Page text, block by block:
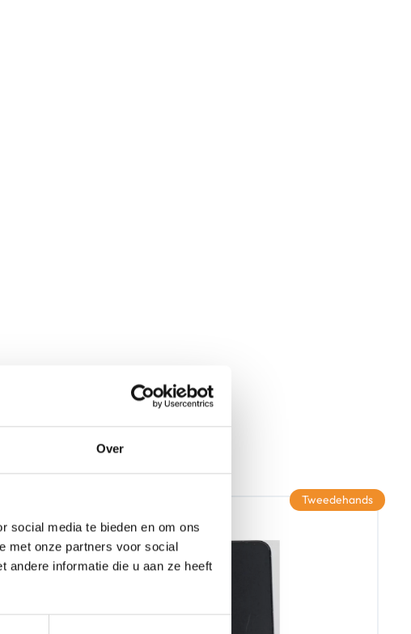
Over
social media te bieden en om ons
met onze partners voor social
andere informatie die u aan ze heeft
Tweedehands